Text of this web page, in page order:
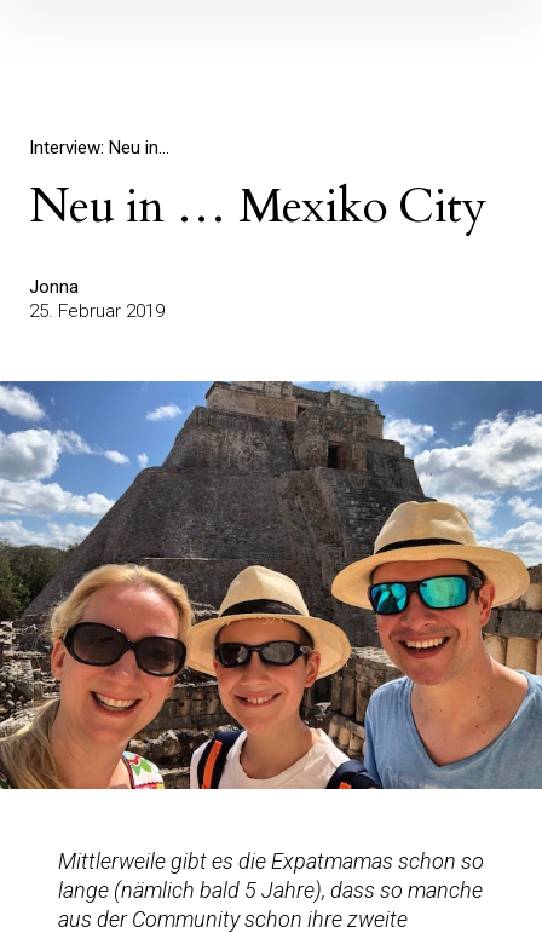
Interview: Neu in...
Neu in … Mexiko City
Jonna
25. Februar 2019
Mittlerweile gibt es die Expatmamas schon so
lange (nämlich bald 5 Jahre), dass so manche
aus der Community schon ihre zweite